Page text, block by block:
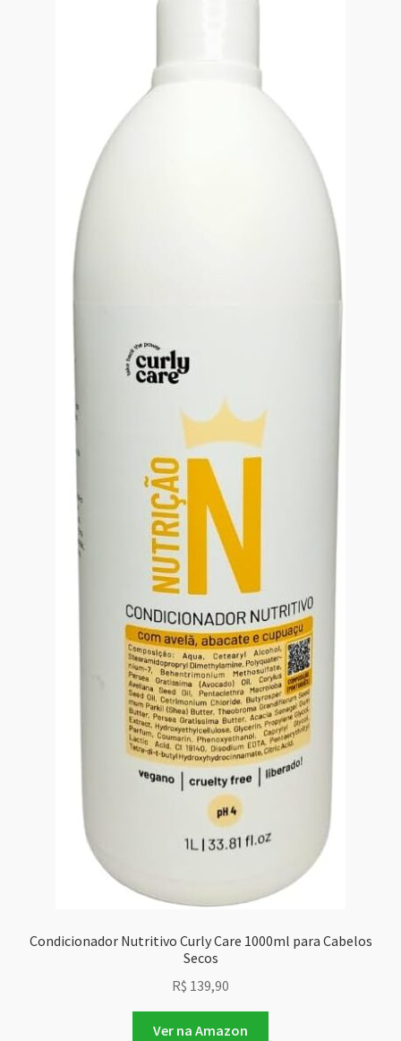
Condicionador Nutritivo Curly Care 1000ml para Cabelos
Secos
R$ 139,90
Ver na Amazon